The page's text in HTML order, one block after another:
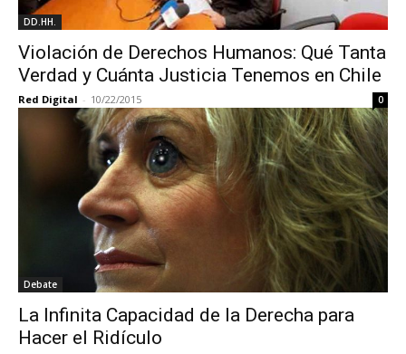
DD.HH.
Violación de Derechos Humanos: Qué Tanta
Verdad y Cuánta Justicia Tenemos en Chile
Red Digital - 10/22/2015 0
Debate
La Infinita Capacidad de la Derecha para
Hacer el Ridículo